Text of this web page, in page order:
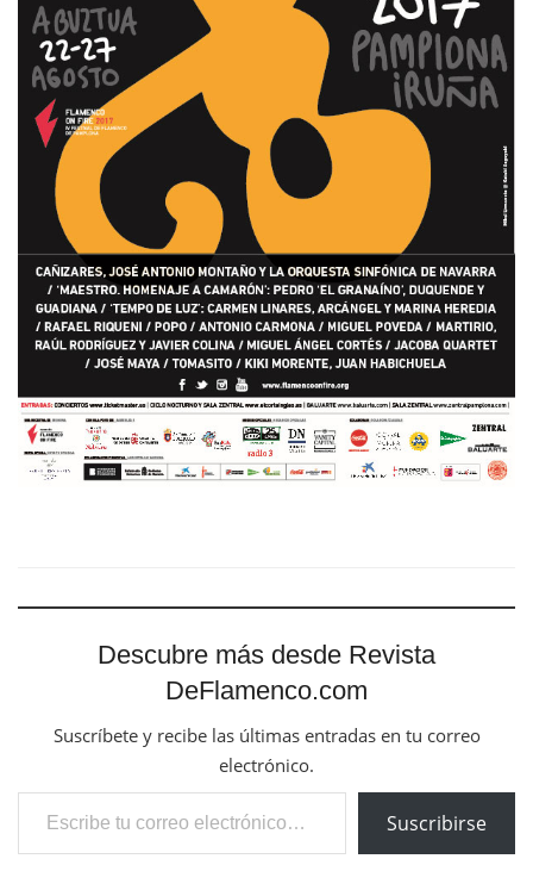
Descubre más desde Revista
DeFlamenco.com
Suscríbete y recibe las últimas entradas en tu correo
electrónico.
Escribe tu correo electrónico…
Suscribirse